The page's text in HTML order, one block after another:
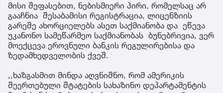
მისი შეფასებით, ნებისმიერი პირი, რომელსაც არ
გააჩნია შესაბამისი რეგისტრაცია, ლიცენზიის
გარეშე ახორციელებს ასეთ საქმიანობა და ეწევა
უკანონო სამეწარმეო საქმიანობას ბუნებრივია, ვერ
მოექცევა ეროვნული ბანკის რეგულირებისა და
ზედამხედველობის ქვეშ.
,,ხაზგასმით მინდა აღვნიშნო, რომ ამერიკის
შეერთებული შტატების სახაზინო დეპარტამენტის